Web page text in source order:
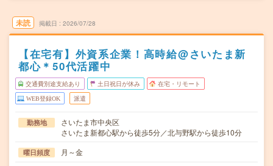
未読 掲載日 2026/07/28
【在宅有】外資系企業！高時給@さいたま新
都心＊50代活躍中
交通費別途支給あり 土日祝日が休み 在宅・リモート
WEB登録OK 派遣
勤務地
さいたま市中央区
さいたま新都心駅から徒歩5分／北与野駅から徒歩10分
曜日頻度 月～金